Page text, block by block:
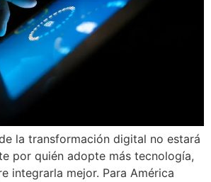
la transformación digital no estará
por quién adopte más tecnología,
integrarla mejor. Para América